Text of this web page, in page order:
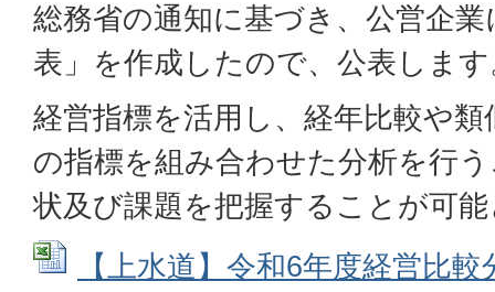
総務省の通知に基づき、公営企
表」を作成したので、公表しま
経営指標を活用し、経年比較や
の指標を組み合わせた分析を行
状及び課題を把握することが可
【上水道】令和6年度経営比